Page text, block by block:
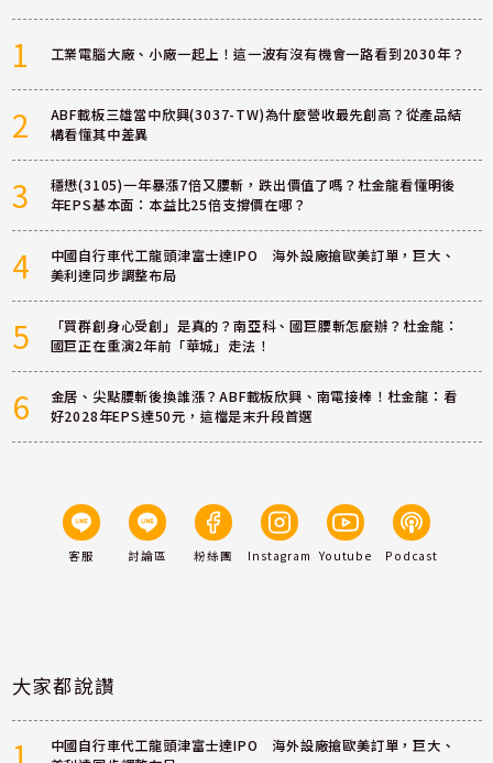
1 工業電腦大廠、小廠一起上！這一波有沒有機會一路看到2030年？
2
ABF載板三雄當中欣興(3037-TW)為什麼營收最先創高？從產品結
構看懂其中差異
3
穩懋(3105)一年暴漲7倍又腰斬，跌出價值了嗎？杜金龍看懂明後
年EPS基本面：本益比25倍支撐價在哪？
4
中國自行車代工龍頭津富士達IPO 海外設廠搶歐美訂單，巨大、
美利達同步調整布局
5
「買群創身心受創」是真的？南亞科、國巨腰斬怎麼辦？杜金龍：
國巨正在重演2年前「華城」走法！
6
金居、尖點腰斬後換誰漲？ABF載板欣興、南電接棒！杜金龍：看
好2028年EPS達50元，這檔是末升段首選
客服 討論區 粉絲團 Instagram Youtube Podcast
大家都說讚
中國自行車代工龍頭津富士達IPO 海外設廠搶歐美訂單，巨大、